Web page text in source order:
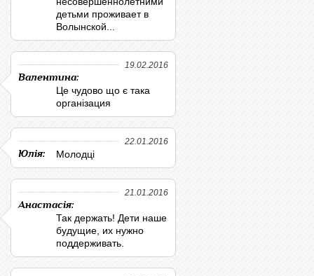
детьми проживает в
Волынской...
19.02.2016
Валентина:
Це чудово що є така
організация
22.01.2016
Юлія: Молодці
21.01.2016
Анастасія:
Так держать! Дети наше
будущие, их нужно
поддерживать.